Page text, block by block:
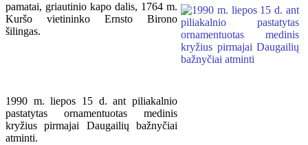
pamatai, griautinio kapo dalis, 1764 m.
Kuršo vietininko Ernsto Birono
šilingas.
1990 m. liepos 15 d. ant piliakalnio
pastatytas ornamentuotas medinis
kryžius pirmajai Daugailių bažnyčiai
atminti.